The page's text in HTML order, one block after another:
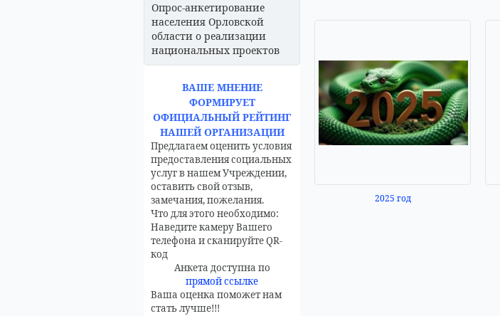
Опрос-анкетирование
населения Орловской
области о реализации
национальных проектов
ВАШЕ МНЕНИЕ
ФОРМИРУЕТ
ОФИЦИАЛЬНЫЙ РЕЙТИНГ
НАШЕЙ ОРГАНИЗАЦИИ
Предлагаем оценить условия
предоставления социальных
услуг в нашем Учреждении,
оставить свой отзыв,
замечания, пожелания.
Что для этого необходимо:
Наведите камеру Вашего
телефона и сканируйте QR-
код
Анкета доступна по
прямой ссылке
Ваша оценка поможет нам
стать лучше!!!
2025 год